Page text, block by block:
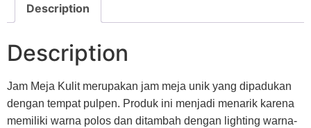
Description
Description
Jam Meja Kulit merupakan jam meja unik yang dipadukan
dengan tempat pulpen. Produk ini menjadi menarik karena
memiliki warna polos dan ditambah dengan lighting warna-